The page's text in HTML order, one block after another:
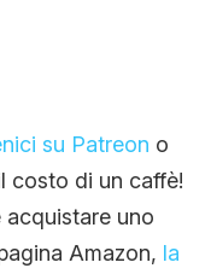
su Patreon o
costo di un caffè!
uno
Amazon, la